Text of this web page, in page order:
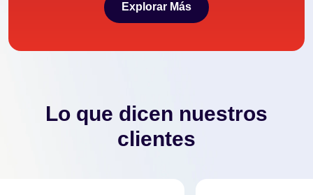
Explorar Más
Lo que dicen nuestros
clientes